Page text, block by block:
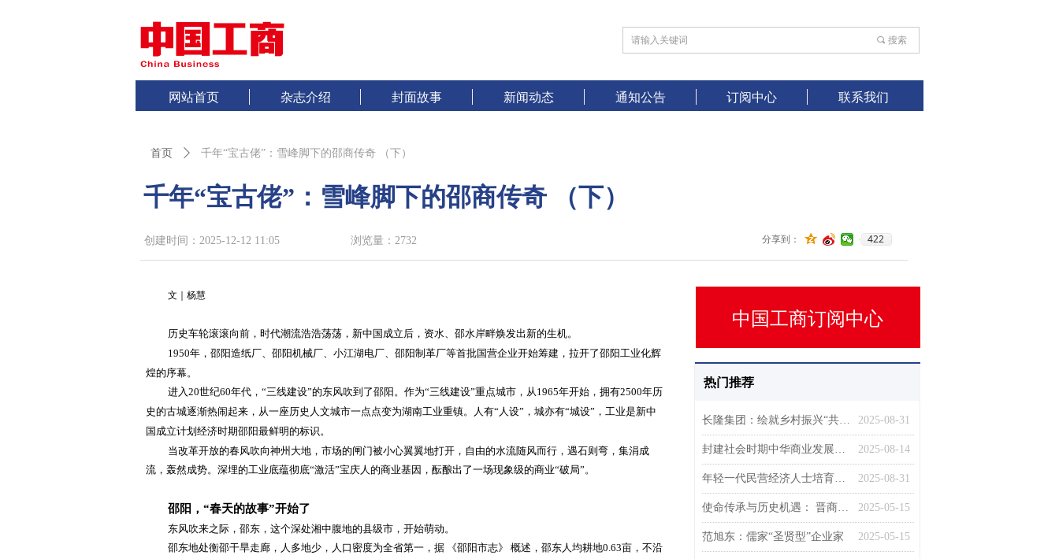
网站首页 杂志介绍 封面故事 新闻动态 通知公告 订阅中心 联系我们
끠 搜索
千年“宝古佬”：雪峰脚下的邵商传奇 （下）
文｜杨慧
历史车轮滚滚向前，时代潮流浩浩荡荡，新中国成立后，资水、邵水岸畔焕发出新的生机。
1950年，邵阳造纸厂、邵阳机械厂、小江湖电厂、邵阳制革厂等首批国营企业开始筹建，拉开了邵阳工业化辉
煌的序幕。
进入20世纪60年代，“三线建设”的东风吹到了邵阳。作为“三线建设”重点城市，从1965年开始，拥有2500年历
史的古城逐渐热闹起来，从一座历史人文城市一点点变为湖南工业重镇。人有“人设”，城亦有“城设”，工业是新中
国成立计划经济时期邵阳最鲜明的标识。
当改革开放的春风吹向神州大地，市场的闸门被小心翼翼地打开，自由的水流随风而行，遇石则弯，集涓成
流，轰然成势。深埋的工业底蕴彻底“激活”宝庆人的商业基因，酝酿出了一场现象级的商业“破局”。
邵阳， “春天的故事”开始了
东风吹来之际，邵东，这个深处湘中腹地的县级市，开始萌动。
邵东地处衡邵干旱走廊，人多地少，人口密度为全省第一，据
《邵阳市志》 概述，邵东人均耕地0.63亩，不沿
创建时间： 2025-12-12 11:05 浏览量： 2732
首页 ꄲ 千年“宝古佬”：雪峰脚下的邵商传奇 （下）
分享到： 422
2025-08-31
长隆集团：绘就乡村振兴“共建共赢”新画卷
2025-08-14
封建社会时期中华商业发展与商道精神探析
2025-08-31
年轻一代民营经济人士培育路径研究——以宁波市镇海区的实践探索为例
2025-05-15
使命传承与历史机遇： 晋商精神解读与企业家精神弘扬
2025-05-15
范旭东：儒家“圣贤型”企业家
热门推荐
中国工商订阅中心